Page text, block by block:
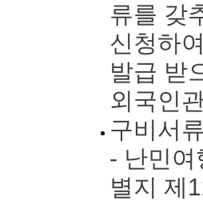
류를 갖
신청하
발급 받
외국인
구비서
- 난민
별지 제